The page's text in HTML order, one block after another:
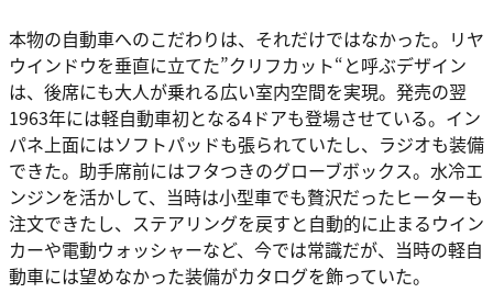
本物の自動車へのこだわりは、それだけではなかった。リヤ
ウインドウを垂直に立てた”クリフカット“と呼ぶデザイン
は、後席にも大人が乗れる広い室内空間を実現。発売の翌
1963年には軽自動車初となる4ドアも登場させている。イン
パネ上面にはソフトパッドも張られていたし、ラジオも装備
できた。助手席前にはフタつきのグローブボックス。水冷エ
ンジンを活かして、当時は小型車でも贅沢だったヒーターも
注文できたし、ステアリングを戻すと自動的に止まるウイン
カーや電動ウォッシャーなど、今では常識だが、当時の軽自
動車には望めなかった装備がカタログを飾っていた。